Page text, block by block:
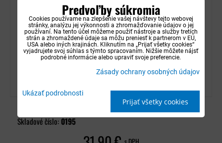
Autorohože gumové Gledring - Hyundai i10
Nie je skladom (na dotaz)
Skladové číslo: 0195
Predvoľby súkromia
Cookies používame na zlepšenie vašej návštevy tejto webovej
stránky, analýzu jej výkonnosti a zhromažďovanie údajov o jej
používaní. Na tento účel môžeme použiť nástroje a služby tretích
strán a zhromaždené údaje sa môžu preniesť k partnerom v EÚ,
USA alebo iných krajinách. Kliknutím na „Prijať všetky cookies“
vyjadrujete svoj súhlas s týmto spracovaním. Nižšie môžete nájsť
podrobné informácie alebo upraviť svoje preferencie.
Zásady ochrany osobných údajov
Ukázať podrobnosti
Prijať všetky cookies